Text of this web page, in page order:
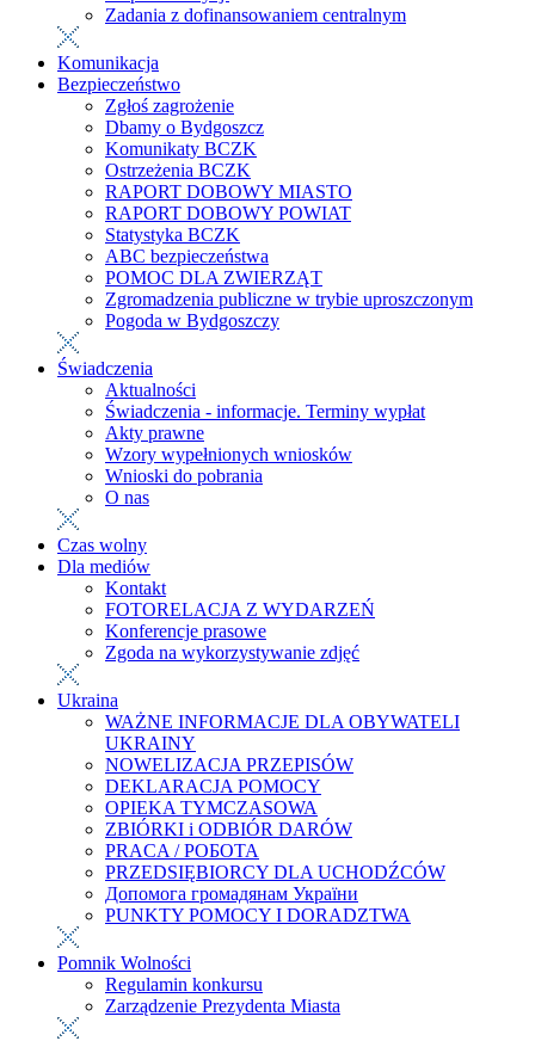
Zadania z dofinansowaniem centralnym
Komunikacja
Bezpieczeństwo
Zgłoś zagrożenie
Dbamy o Bydgoszcz
Komunikaty BCZK
Ostrzeżenia BCZK
RAPORT DOBOWY MIASTO
RAPORT DOBOWY POWIAT
Statystyka BCZK
ABC bezpieczeństwa
POMOC DLA ZWIERZĄT
Zgromadzenia publiczne w trybie uproszczonym
Pogoda w Bydgoszczy
Świadczenia
Aktualności
Świadczenia - informacje. Terminy wypłat
Akty prawne
Wzory wypełnionych wniosków
Wnioski do pobrania
O nas
Czas wolny
Dla mediów
Kontakt
FOTORELACJA Z WYDARZEŃ
Konferencje prasowe
Zgoda na wykorzystywanie zdjęć
Ukraina
WAŻNE INFORMACJE DLA OBYWATELI
UKRAINY
NOWELIZACJA PRZEPISÓW
DEKLARACJA POMOCY
OPIEKA TYMCZASOWA
ZBIÓRKI i ODBIÓR DARÓW
PRACA / РОБОТА
PRZEDSIĘBIORCY DLA UCHODŹCÓW
Допомога громадянам України
PUNKTY POMOCY I DORADZTWA
Pomnik Wolności
Regulamin konkursu
Zarządzenie Prezydenta Miasta